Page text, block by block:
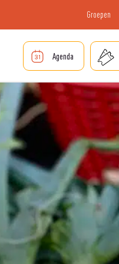
Groepen
Agenda